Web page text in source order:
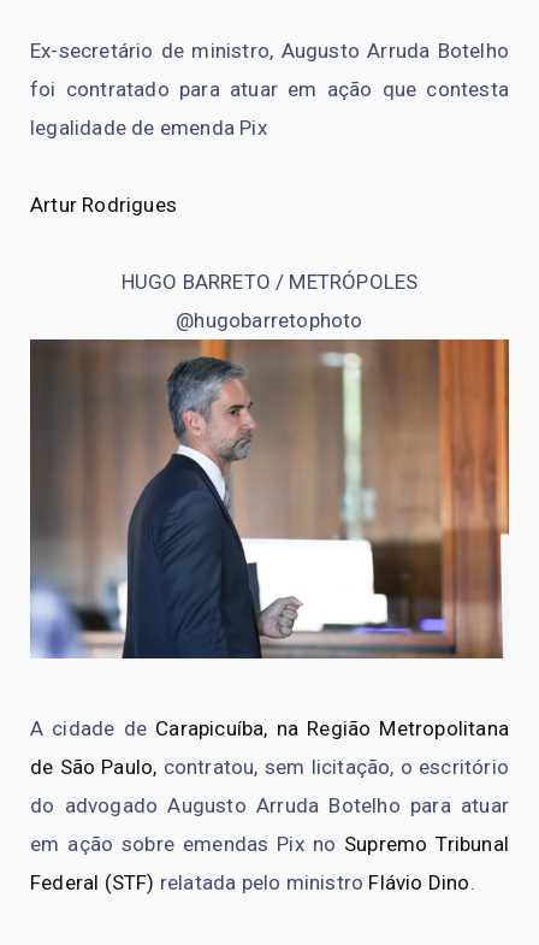
Ex-secretário de ministro, Augusto Arruda Botelho
foi contratado para atuar em ação que contesta
legalidade de emenda Pix
Artur Rodrigues
HUGO BARRETO / METRÓPOLES
@hugobarretophoto
A cidade de Carapicuíba, na Região Metropolitana
de São Paulo, contratou, sem licitação, o escritório
do advogado Augusto Arruda Botelho para atuar
em ação sobre emendas Pix no Supremo Tribunal
Federal (STF) relatada pelo ministro Flávio Dino.